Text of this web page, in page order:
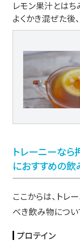
レモン果汁とはち
よくかき混ぜた後
トレーニーなら
におすすめの飲
ここからは、トレ
べき飲み物につい
プロテイン